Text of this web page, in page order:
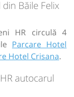
Băile Felix
HR circulă 4
Parcare Hotel
Hotel Crisana.
autocarul